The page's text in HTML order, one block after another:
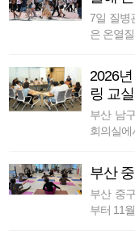
7일 질병
은 온열질
2026
링 교실
부산 남
회의실에
부산
부산 중
부터 11